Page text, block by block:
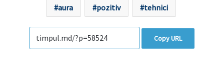
aura pozitiv tehnici
Copy URL